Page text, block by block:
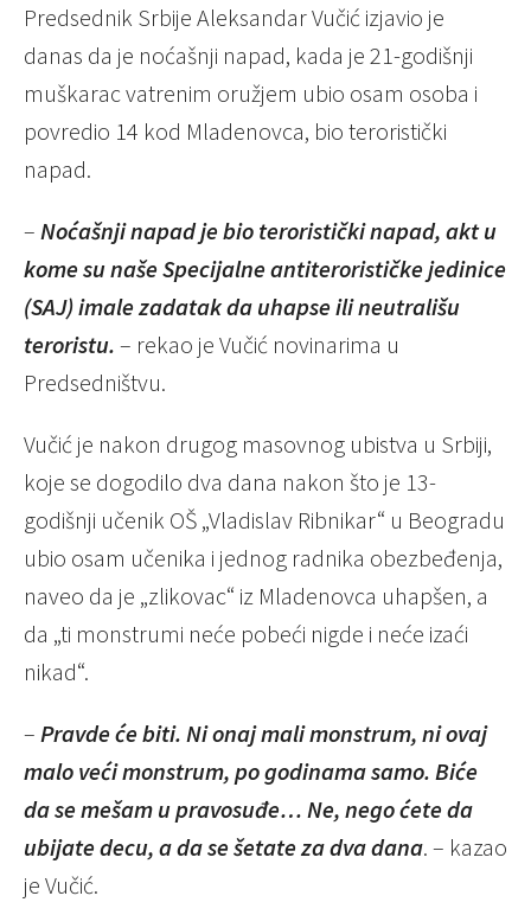
Predsednik Srbije Aleksandar Vučić izjavio je
danas da je noćašnji napad, kada je 21-godišnji
muškarac vatrenim oružjem ubio osam osoba i
povredio 14 kod Mladenovca, bio teroristički
napad.
– Noćašnji napad je bio teroristički napad, akt u
kome su naše Specijalne antiterorističke jedinice
(SAJ) imale zadatak da uhapse ili neutrališu
teroristu. – rekao je Vučić novinarima u
Predsedništvu.
Vučić je nakon drugog masovnog ubistva u Srbiji,
koje se dogodilo dva dana nakon što je 13-
godišnji učenik OŠ „Vladislav Ribnikar“ u Beogradu
ubio osam učenika i jednog radnika obezbeđenja,
naveo da je „zlikovac“ iz Mladenovca uhapšen, a
da „ti monstrumi neće pobeći nigde i neće izaći
nikad“.
– Pravde će biti. Ni onaj mali monstrum, ni ovaj
malo veći monstrum, po godinama samo. Biće
da se mešam u pravosuđe… Ne, nego ćete da
ubijate decu, a da se šetate za dva dana. – kazao
je Vučić.